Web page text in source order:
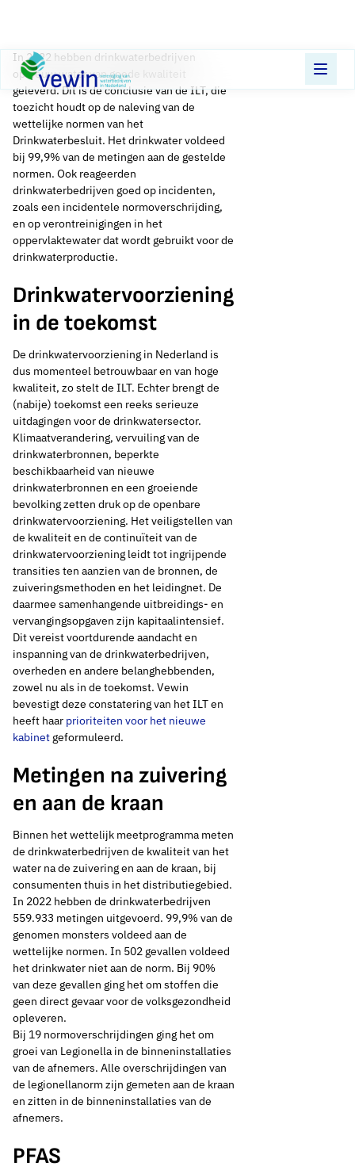
Direct naar content
Terug naar de startpagina
ILT:
‘Drinkwaterbedrijven
leveren water van
goede kwaliteit’
28 november 2023 Nieuws
In 2022 hebben drinkwaterbedrijven
opnieuw water van goede kwaliteit
geleverd. Dit is de conclusie van de ILT, die
toezicht houdt op de naleving van de
wettelijke normen van het
Drinkwaterbesluit. Het drinkwater voldeed
bij 99,9% van de metingen aan de gestelde
normen. Ook reageerden
drinkwaterbedrijven goed op incidenten,
zoals een incidentele normoverschrijding,
en op verontreinigingen in het
oppervlaktewater dat wordt gebruikt voor de
drinkwaterproductie.
Drinkwatervoorziening
in de toekomst
De drinkwatervoorziening in Nederland is
dus momenteel betrouwbaar en van hoge
kwaliteit, zo stelt de ILT. Echter brengt de
(nabije) toekomst een reeks serieuze
uitdagingen voor de drinkwatersector.
Klimaatverandering, vervuiling van de
drinkwaterbronnen, beperkte
beschikbaarheid van nieuwe
drinkwaterbronnen en een groeiende
bevolking zetten druk op de openbare
drinkwatervoorziening. Het veiligstellen van
de kwaliteit en de continuïteit van de
drinkwatervoorziening leidt tot ingrijpende
transities ten aanzien van de bronnen, de
zuiveringsmethoden en het leidingnet. De
daarmee samenhangende uitbreidings- en
vervangingsopgaven zijn kapitaalintensief.
Dit vereist voortdurende aandacht en
inspanning van de drinkwaterbedrijven,
overheden en andere belanghebbenden,
zowel nu als in de toekomst. Vewin
bevestigt deze constatering van het ILT en
heeft haar prioriteiten voor het nieuwe
kabinet geformuleerd.
Metingen na zuivering
en aan de kraan
Binnen het wettelijk meetprogramma meten
de drinkwaterbedrijven de kwaliteit van het
water na de zuivering en aan de kraan, bij
consumenten thuis in het distributiegebied.
In 2022 hebben de drinkwaterbedrijven
559.933 metingen uitgevoerd. 99,9% van de
genomen monsters voldeed aan de
wettelijke normen. In 502 gevallen voldeed
het drinkwater niet aan de norm. Bij 90%
van deze gevallen ging het om stoffen die
geen direct gevaar voor de volksgezondheid
opleveren.
Bij 19 normoverschrijdingen ging het om
groei van Legionella in de binneninstallaties
van de afnemers. Alle overschrijdingen van
de legionellanorm zijn gemeten aan de kraan
en zitten in de binneninstallaties van de
afnemers.
PFAS